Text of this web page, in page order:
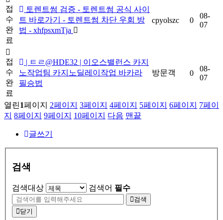
접
수
완
료
토렌트썸 검증 - 토렌트썸 공식 사이
트 바로가기 - 토렌트썸 차단 우회 방
법 - xhfpsxmTja
cpyolszc 0
08-
07
접
수
완
료
| ㅌㄹ@HDE32 | 이오스밸런스 카지
노작업팀 카지노딜레이작업 바카라
필승법
방문객 0
08-
07
열린1페이지 2페이지 3페이지 4페이지 5페이지 6페이지 7페이
지 8페이지 9페이지 10페이지 다음 맨끝
글쓰기
검색
검색대상 검색어 필수
검색
닫기